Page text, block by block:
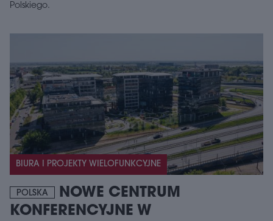
Polskiego.
BIURA I PROJEKTY WIELOFUNKCYJNE
POLSKA
NOWE CENTRUM
KONFERENCYJNE W